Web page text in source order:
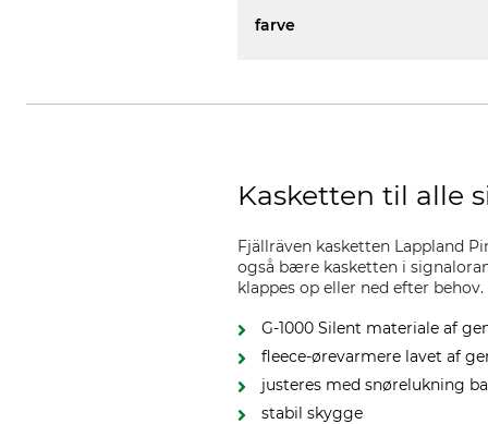
farve
Kasketten til alle
Fjällräven kasketten Lappland
også bære kasketten i
klappes op eller ned efter behov.
G-1000 Silent materiale af
fleece-ørevarmere lavet af
justeres med snørelukning
stabil skygge